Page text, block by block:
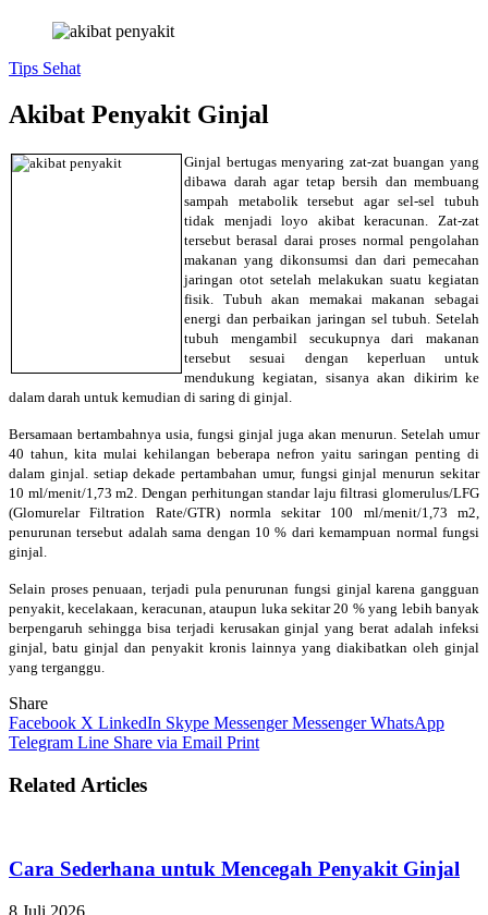
Tips Sehat
Akibat Penyakit Ginjal
Ginjal bertugas menyaring zat-zat buangan yang
dibawa darah agar tetap bersih dan membuang
sampah metabolik tersebut agar sel-sel tubuh
tidak menjadi loyo akibat keracunan. Zat-zat
tersebut berasal darai proses normal pengolahan
makanan yang dikonsumsi dan dari pemecahan
jaringan otot setelah melakukan suatu kegiatan
fisik. Tubuh akan memakai makanan sebagai
energi dan perbaikan jaringan sel tubuh. Setelah
tubuh mengambil secukupnya dari makanan
tersebut sesuai dengan keperluan untuk
mendukung kegiatan, sisanya akan dikirim ke
dalam darah untuk kemudian di saring di ginjal.
Bersamaan bertambahnya usia, fungsi ginjal juga akan menurun. Setelah umur
40 tahun, kita mulai kehilangan beberapa nefron yaitu saringan penting di
dalam ginjal. setiap dekade pertambahan umur, fungsi ginjal menurun sekitar
10 ml/menit/1,73 m2. Dengan perhitungan standar laju filtrasi glomerulus/LFG
(Glomurelar Filtration Rate/GTR) normla sekitar 100 ml/menit/1,73 m2,
penurunan tersebut adalah sama dengan 10 % dari kemampuan normal fungsi
ginjal.
Selain proses penuaan, terjadi pula penurunan fungsi ginjal karena gangguan
penyakit, kecelakaan, keracunan, ataupun luka sekitar 20 % yang lebih banyak
berpengaruh sehingga bisa terjadi kerusakan ginjal yang berat adalah infeksi
ginjal, batu ginjal dan penyakit kronis lainnya yang diakibatkan oleh ginjal
yang terganggu.
Share
Facebook X LinkedIn Skype Messenger Messenger WhatsApp
Telegram Line Share via Email Print
Related Articles
Cara Sederhana untuk Mencegah Penyakit Ginjal
8 Juli 2026